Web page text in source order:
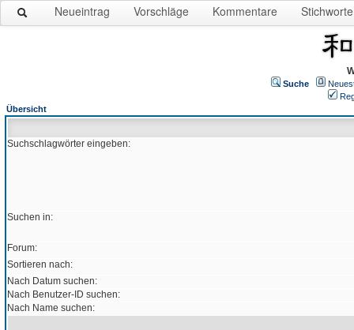
Neueintrag Vorschläge Kommentare Stichworte
Suche
Übersicht
Suchschlagwörter eingeben:
Suchen in:
Forum:
Sortieren nach:
Nach Datum suchen:
Nach Benutzer-ID suchen:
Nach Name suchen: